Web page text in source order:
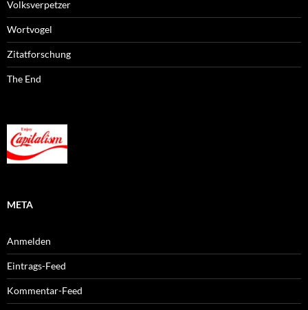
Volksverpetzer
Wortvogel
Zitatforschung
The End
META
Anmelden
Eintrags-Feed
Kommentar-Feed